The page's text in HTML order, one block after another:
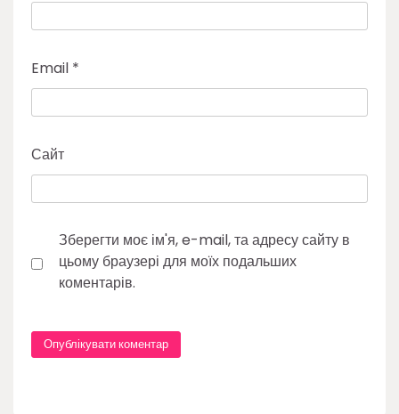
Email *
Сайт
Зберегти моє ім'я, e-mail, та адресу сайту в
цьому браузері для моїх подальших
коментарів.